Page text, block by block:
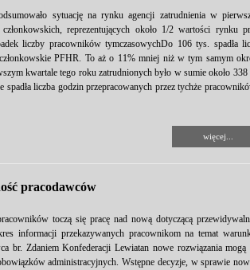
sytuację na rynku agencji zatrudnienia w
reprezentujących około 1/2 wartości rynku
liczby pracowników tymczasowychDo 106 tys. spadła
PFHR. To aż o 11% mniej niż w tym samym
kwartale tego roku zatrudnionych było w sumie około 338
liczba godzin przepracowanych przez tychże
więcej...
pracodawców
toczą się pracę nad nową dotyczącą
informacji przekazywanych pracownikom na temat
br. Zdaniem Konfederacji Lewiatan nowe rozwiązania mogą
administracyjnych. Wstępne decyzje, w sprawie